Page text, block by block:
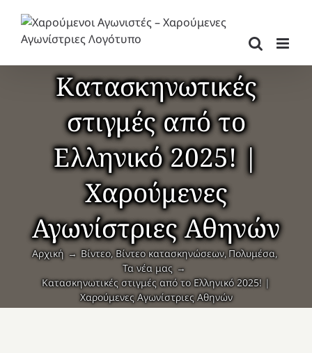
περιεχόμενο
Κατασκηνωτικές
στιγμές από το
Ελληνικό 2025! |
Χαρούμενες
Αγωνίστριες Αθηνών
Αρχική Βίντεο Βίντεο κατασκηνώσεων Πολυμέσα
Τα νέα μας
Κατασκηνωτικές στιγμές από το Ελληνικό 2025! |
Χαρούμενες Αγωνίστριες Αθηνών